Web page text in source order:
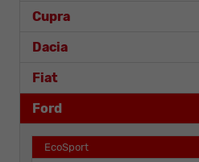
Cupra
Dacia
Fiat
Ford
EcoSport